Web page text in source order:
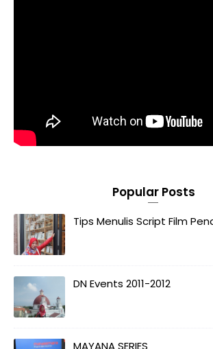
Popular Posts
Tips Menulis Script Film
DN Events 2011-2012
MAYANA SERIES